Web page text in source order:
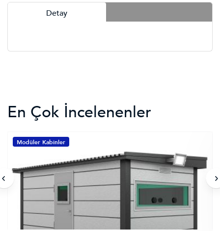
Detay
En Çok İncelenenler
Modüler Kabinler